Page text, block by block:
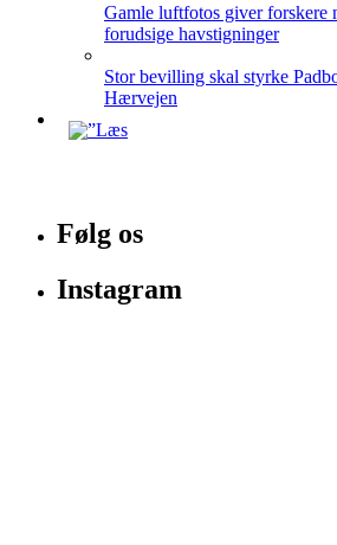
Gamle luftfotos giver forskere
forudsige havstigninger
Stor bevilling skal styrke
Hærvejen
Følg os
Instagram